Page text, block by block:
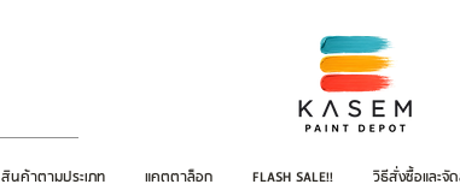
สินค้าตามประเภท แคตตาล็อก FLASH SALE!! วิธีสั่งซื้อและจั